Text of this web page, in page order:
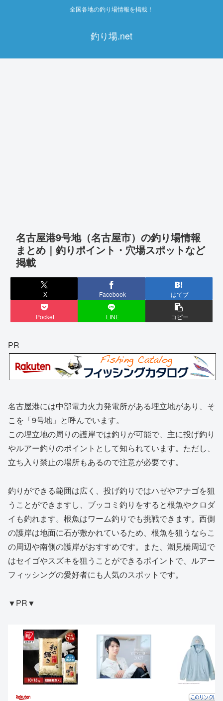
全国各地の釣り場情報を掲載！
釣り場.net
名古屋港9号地（名古屋市）の釣り場情報
まとめ｜釣りポイント・穴場スポットなど
掲載
X Facebook はてブ
Pocket LINE コピー
PR
名古屋港には中部電力火力発電所がある埋立地があり、そ
こを「9号地」と呼んでいます。
この埋立地の周りの護岸では釣りが可能で、主に投げ釣り
やルアー釣りのポイントとして知られています。ただし、
立ち入り禁止の場所もあるので注意が必要です。
釣りができる範囲は広く、投げ釣りではハゼやアナゴを狙
うことができますし、ブッコミ釣りをすると根魚やクロダ
イも釣れます。根魚はワーム釣りでも挑戦できます。西側
の護岸は地面に石が敷かれているため、根魚を狙うならこ
の周辺や南側の護岸がおすすめです。また、潮見橋周辺で
はセイゴやスズキを狙うことができるポイントで、ルアー
フィッシングの愛好者にも人気のスポットです。
▼PR▼